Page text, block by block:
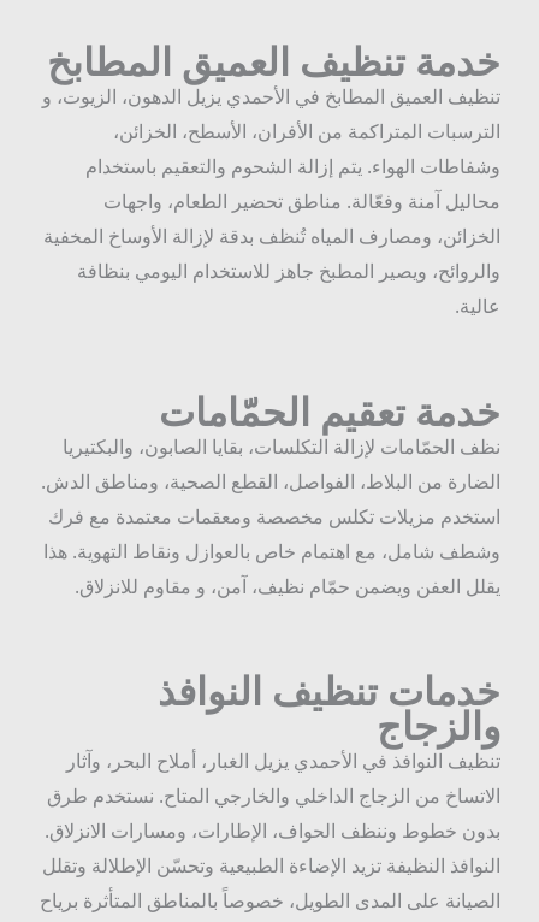
خدمة تنظيف العميق المطابخ
تنظيف العميق المطابخ في الأحمدي يزيل الدهون، الزيوت، و
الترسبات المتراكمة من الأفران، الأسطح، الخزائن،
وشفاطات الهواء. يتم إزالة الشحوم والتعقيم باستخدام
محاليل آمنة وفعّالة. مناطق تحضير الطعام، واجهات
الخزائن، ومصارف المياه تُنظف بدقة لإزالة الأوساخ المخفية
والروائح، ويصير المطبخ جاهز للاستخدام اليومي بنظافة
عالية.
خدمة تعقيم الحمّامات
نظف الحمّامات لإزالة التكلسات، بقايا الصابون، والبكتيريا
الضارة من البلاط، الفواصل، القطع الصحية، ومناطق الدش.
استخدم مزيلات تكلس مخصصة ومعقمات معتمدة مع فرك
وشطف شامل، مع اهتمام خاص بالعوازل ونقاط التهوية. هذا
يقلل العفن ويضمن حمّام نظيف، آمن، و مقاوم للانزلاق.
خدمات تنظيف النوافذ
والزجاج
تنظيف النوافذ في الأحمدي يزيل الغبار، أملاح البحر، وآثار
الاتساخ من الزجاج الداخلي والخارجي المتاح. نستخدم طرق
بدون خطوط وننظف الحواف، الإطارات، ومسارات الانزلاق.
النوافذ النظيفة تزيد الإضاءة الطبيعية وتحسّن الإطلالة وتقلل
الصيانة على المدى الطويل، خصوصاً بالمناطق المتأثرة برياح